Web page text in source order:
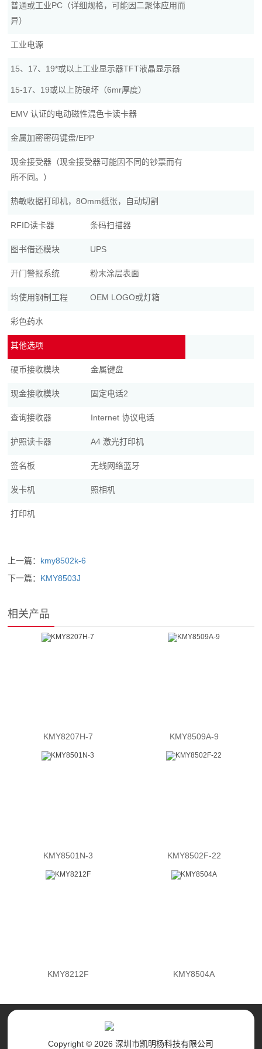
普通或工业PC（详细规格，可能因二聚体应用而
异）
工业电源
15、17、19*或以上工业显示器TFT液晶显示器
15-17、19或以上防破坏（6mr厚度）
EMV 认证的电动磁性混色卡读卡器
金属加密密码键盘/EPP
现金接受器（现金接受器可能因不同的钞票而有
所不同。）
热敏收据打印机，8Omm纸张，自动切割
RFID读卡器 条码扫描器
图书借还模块 UPS
开门警报系统 粉末涂层表面
均使用钢制工程 OEM LOGO或灯箱
彩色药水
其他选项
硬币接收模块 金属键盘
现金接收模块 固定电话2
查询接收器 Internet 协议电话
护照读卡器 A4 激光打印机
签名板 无线网络蓝牙
发卡机 照相机
打印机
上一篇： kmy8502k-6
下一篇： KMY8503J
相关产品
KMY8207H-7 KMY8509A-9
KMY8501N-3 KMY8502F-22
KMY8212F KMY8504A
Copyright © 2026 深圳市凯明杨科技有限公司